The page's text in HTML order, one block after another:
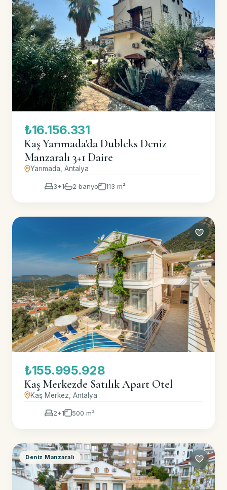
₺16.156.331
Kaş Yarımada'da Dubleks Deniz
Manzaralı 3+1 Daire
Yarımada, Antalya
3+1 2 banyo 113 m²
₺155.995.928
Kaş Merkezde Satılık Apart Otel
Kaş Merkez, Antalya
2+1 500 m²
Deniz Manzaralı